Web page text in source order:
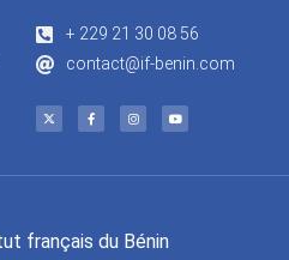
+ 229 21 30 08 56
contact@if-benin.com
français du Bénin